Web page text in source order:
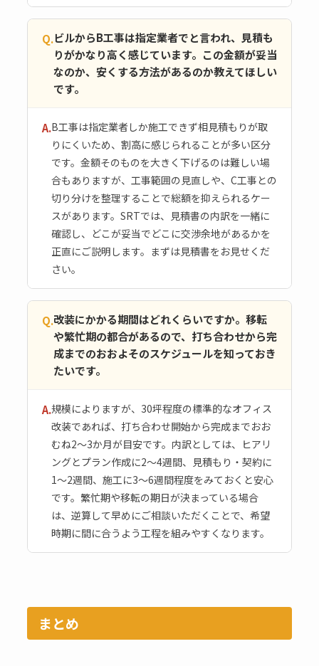
Q.ビルからB工事は指定業者でと言われ、見積も
りがかなり高く感じています。この金額が妥当
なのか、安くする方法があるのか教えてほしい
です。
A.B工事は指定業者しか施工できず相見積もりが取
りにくいため、割高に感じられることが多い区分
です。金額そのものを大きく下げるのは難しい場
合もありますが、工事範囲の見直しや、C工事との
切り分けを整理することで総額を抑えられるケー
スがあります。SRTでは、見積書の内訳を一緒に
確認し、どこが妥当でどこに交渉余地があるかを
正直にご説明します。まずは見積書をお見せくだ
さい。
Q.改装にかかる期間はどれくらいですか。移転
や繁忙期の都合があるので、打ち合わせから完
成までのおおよそのスケジュールを知っておき
たいです。
A.規模によりますが、30坪程度の標準的なオフィス
改装であれば、打ち合わせ開始から完成までおお
むね2〜3か月が目安です。内訳としては、ヒアリ
ングとプラン作成に2〜4週間、見積もり・契約に
1〜2週間、施工に3〜6週間程度をみておくと安心
です。繁忙期や移転の期日が決まっている場合
は、逆算して早めにご相談いただくことで、希望
時期に間に合うよう工程を組みやすくなります。
まとめ